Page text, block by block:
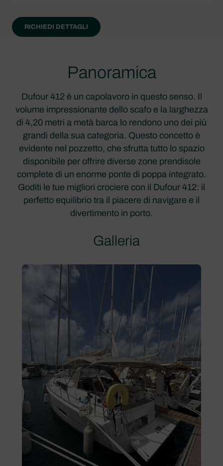
RICHIEDI DETTAGLI
Panoramica
Dufour 412 è un capolavoro in questo senso. Il
volume impressionante dello scafo e la larghezza
di 4,20 metri a metà barca lo rendono uno dei più
grandi della sua categoria. Questo concetto è
evidente nel pozzetto, che sfrutta tutto lo spazio
disponibile per offrire diverse zone prendisole
complete di un enorme ponte di poppa integrato.
Goditi le tue migliori crociere con il Dufour 412: il
perfetto equilibrio tra il piacere di navigare e il
divertimento in porto.
Galleria